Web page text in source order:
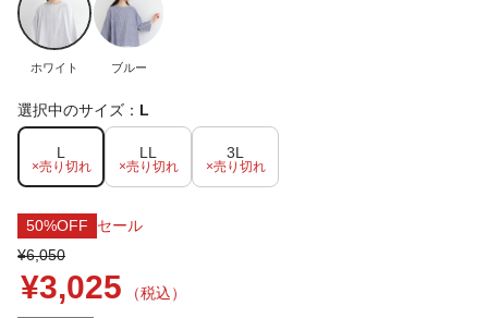
ホワイト ブルー
選択中のサイズ： L
L
×売り切れ
LL
×売り切れ
3L
×売り切れ
50%OFF
セール
¥6,050
¥3,025 （税込）